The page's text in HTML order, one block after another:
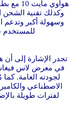
وكذلك تقنية الشحن
للمستخدم شحن
لجودته العامة.
الاصطناعي
لفترات طويلة